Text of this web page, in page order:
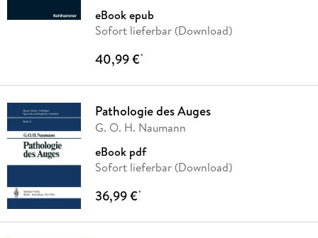
eBook epub
Sofort lieferbar (Download)
40,99 €*
Pathologie des Auges
G. O. H. Naumann
eBook pdf
Sofort lieferbar (Download)
36,99 €*